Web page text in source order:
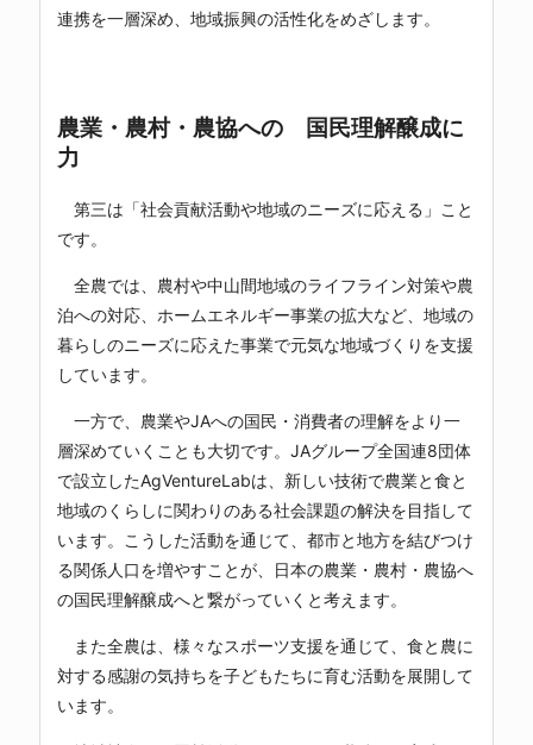
連携を一層深め、地域振興の活性化をめざします。
農業・農村・農協への 国民理解醸成に
力
第三は「社会貢献活動や地域のニーズに応える」こと
です。
全農では、農村や中山間地域のライフライン対策や農
泊への対応、ホームエネルギー事業の拡大など、地域の
暮らしのニーズに応えた事業で元気な地域づくりを支援
しています。
一方で、農業やJAへの国民・消費者の理解をより一
層深めていくことも大切です。JAグループ全国連8団体
で設立したAgVentureLabは、新しい技術で農業と食と
地域のくらしに関わりのある社会課題の解決を目指して
います。こうした活動を通じて、都市と地方を結びつけ
る関係人口を増やすことが、日本の農業・農村・農協へ
の国民理解醸成へと繋がっていくと考えます。
また全農は、様々なスポーツ支援を通じて、食と農に
対する感謝の気持ちを子どもたちに育む活動を展開して
います。